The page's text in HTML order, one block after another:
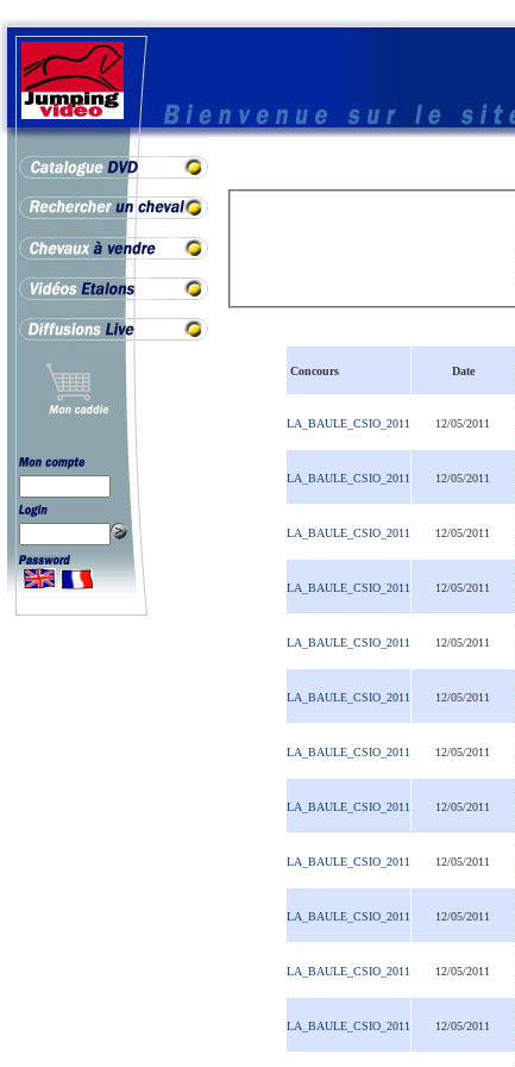
Concours Date
LA_BAULE_CSIO_2011 12/05/2011
LA_BAULE_CSIO_2011 12/05/2011
LA_BAULE_CSIO_2011 12/05/2011
LA_BAULE_CSIO_2011 12/05/2011
LA_BAULE_CSIO_2011 12/05/2011
LA_BAULE_CSIO_2011 12/05/2011
LA_BAULE_CSIO_2011 12/05/2011
LA_BAULE_CSIO_2011 12/05/2011
LA_BAULE_CSIO_2011 12/05/2011
LA_BAULE_CSIO_2011 12/05/2011
LA_BAULE_CSIO_2011 12/05/2011
LA_BAULE_CSIO_2011 12/05/2011